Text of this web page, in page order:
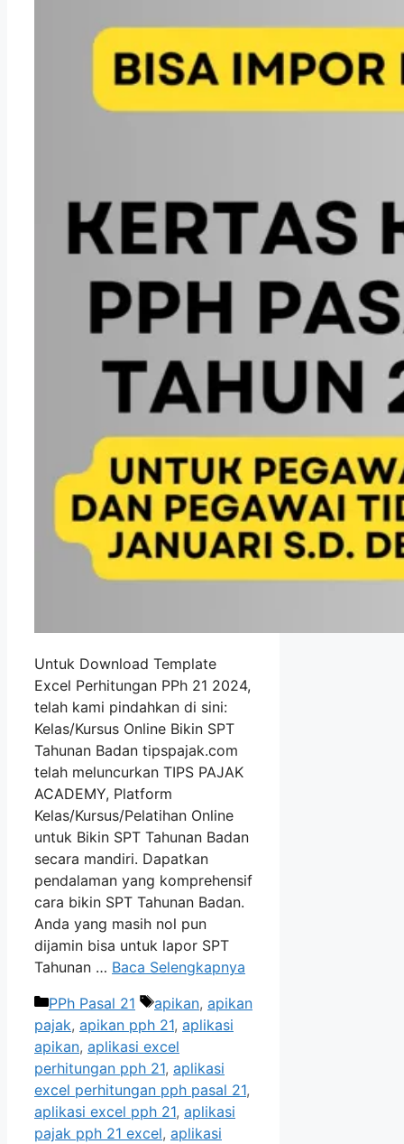
Untuk Download Template
Excel Perhitungan PPh 21 2024,
telah kami pindahkan di sini:
Kelas/Kursus Online Bikin SPT
Tahunan Badan tipspajak.com
telah meluncurkan TIPS PAJAK
ACADEMY, Platform
Kelas/Kursus/Pelatihan Online
untuk Bikin SPT Tahunan Badan
secara mandiri. Dapatkan
pendalaman yang komprehensif
cara bikin SPT Tahunan Badan.
Anda yang masih nol pun
dijamin bisa untuk lapor SPT
Tahunan … Baca Selengkapnya
Kategori
PPh Pasal 21 Tag
apikan, apikan
pajak, apikan pph 21, aplikasi
apikan, aplikasi excel
perhitungan pph 21, aplikasi
excel perhitungan pph pasal 21,
aplikasi excel pph 21, aplikasi
pajak pph 21 excel, aplikasi